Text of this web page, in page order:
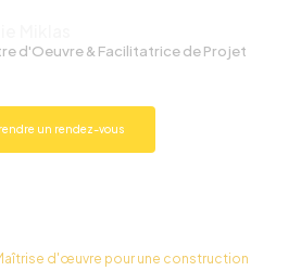
d'Oeuvre & Facilitatrice de Projet
un rendez-vous
d'œuvre pour une construction